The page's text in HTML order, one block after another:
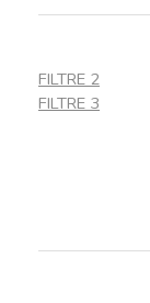
FILTRE 2
FILTRE 3